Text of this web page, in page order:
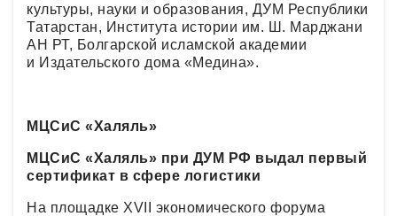
культуры, науки и образования, ДУМ Республики
Татарстан, Института истории им. Ш. Марджани
АН РТ, Болгарской исламской академии
и Издательского дома «Медина».
МЦСиС «Халяль»
МЦСиС «Халяль» при ДУМ РФ выдал первый
сертификат в сфере логистики
На площадке XVII экономического форума